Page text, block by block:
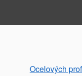
Ocelových